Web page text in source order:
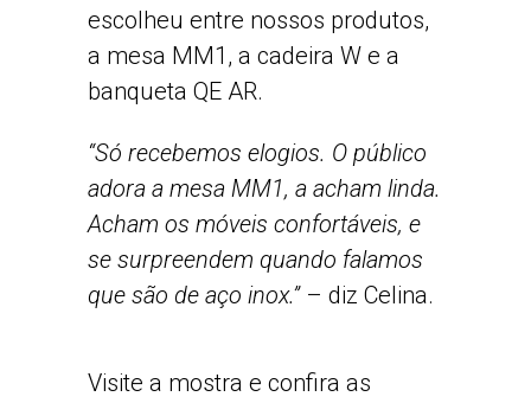
escolheu entre nossos produtos,
a mesa MM1, a cadeira W e a
banqueta QE AR.
“Só recebemos elogios. O público
adora a mesa MM1, a acham linda.
Acham os móveis confortáveis, e
se surpreendem quando falamos
que são de aço inox.” – diz Celina.
Visite a mostra e confira as